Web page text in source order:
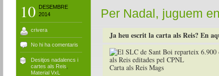
10
DESEMBRE
2014
crivera
No hi ha comentaris
Desitjos nadalencs i
cartes als Reis
Material VxL
Per Nadal, juguem
Ja heu escrit la carta als Reis? En
Carta als Reis Mags